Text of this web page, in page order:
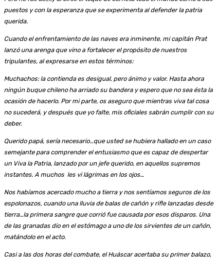
puestos y con la esperanza que se experimenta al defender la patria
querida.
Cuando el enfrentamiento de las naves era inminente, mi capitán Prat
lanzó una arenga que vino a fortalecer el propósito de nuestros
tripulantes, al expresarse en estos términos:
Muchachos: la contienda es desigual, pero ánimo y valor. Hasta ahora
ningún buque chileno ha arriado su bandera y espero que no sea ésta la
ocasión de hacerlo. Por mi parte, os aseguro que mientras viva tal cosa
no sucederá, y después que yo falte, mis oficiales sabrán cumplir con su
deber.
Querido papá, sería necesario…que usted se hubiera hallado en un caso
semejante para comprender el entusiasmo que es capaz de despertar
un Viva la Patria, lanzado por un jefe querido, en aquellos supremos
instantes. A muchos les vi lágrimas en los ojos…
Nos habíamos acercado mucho a tierra y nos sentíamos seguros de los
espolonazos, cuando una lluvia de balas de cañón y rifle lanzadas desde
tierra…la primera sangre que corrió fue causada por esos disparos. Una
de las granadas dio en el estómago a uno de los sirvientes de un cañón,
matándolo en el acto.
Casi a las dos horas del combate, el Huáscar acertaba su primer balazo,